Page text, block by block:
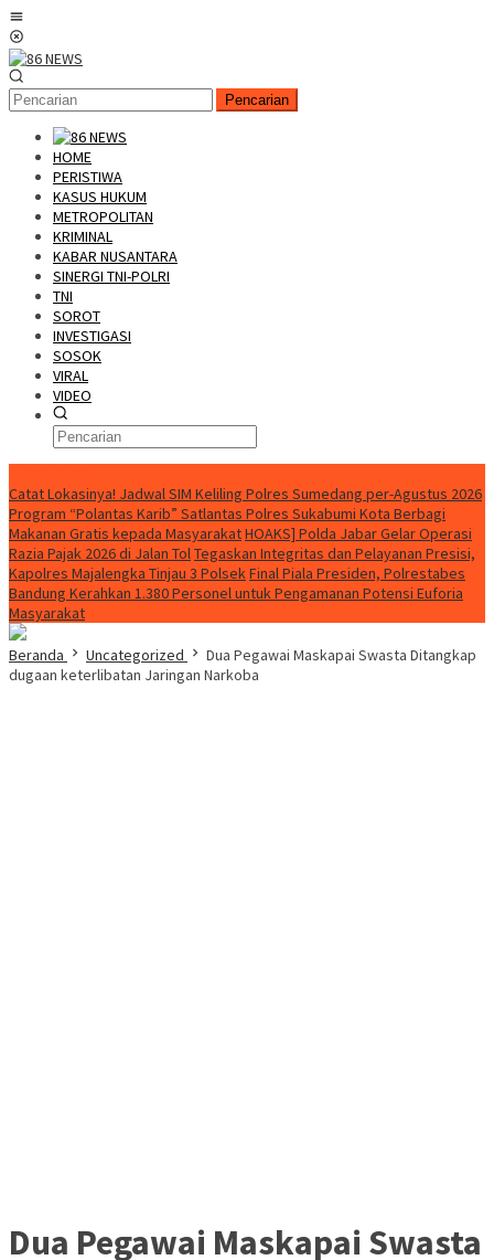
Loncat
ke
konten
Pencarian
HOME
PERISTIWA
KASUS HUKUM
METROPOLITAN
KRIMINAL
KABAR NUSANTARA
SINERGI TNI-POLRI
TNI
SOROT
INVESTIGASI
SOSOK
VIRAL
VIDEO
Catat Lokasinya! Jadwal SIM Keliling Polres Sumedang per-Agustus 2026
Program “Polantas Karib” Satlantas Polres Sukabumi Kota Berbagi
Makanan Gratis kepada MasyarakatHOAKS] Polda Jabar Gelar Operasi
Razia Pajak 2026 di Jalan TolTegaskan Integritas dan Pelayanan Presisi,
Kapolres Majalengka Tinjau 3 PolsekFinal Piala Presiden, Polrestabes
Bandung Kerahkan 1.380 Personel untuk Pengamanan Potensi Euforia
Masyarakat
Beranda Uncategorized
Dua Pegawai Maskapai Swasta Ditangkap
dugaan keterlibatan Jaringan Narkoba
Dua Pegawai Maskapai Swasta